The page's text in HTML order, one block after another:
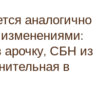
аналогично
СБН из
в